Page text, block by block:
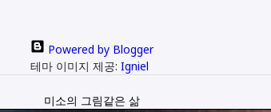
Powered by Blogger
테마 이미지 제공:Igniel
미소의 그림같은 삶